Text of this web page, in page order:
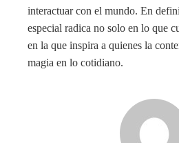
interactuar con el mundo. En
especial radica no solo en lo que
en la que inspira a quienes la
magia en lo cotidiano.